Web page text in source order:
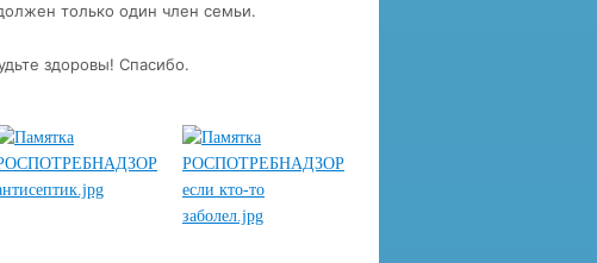
только один член семьи.
здоровы! Спасибо.